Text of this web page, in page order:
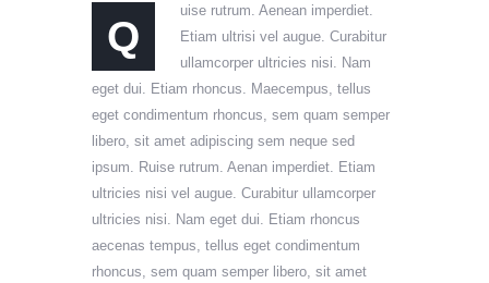
Q
uise rutrum. Aenean imperdiet.
Etiam ultrisi vel augue. Curabitur
ullamcorper ultricies nisi. Nam
eget dui. Etiam rhoncus. Maecempus, tellus
eget condimentum rhoncus, sem quam semper
libero, sit amet adipiscing sem neque sed
ipsum. Ruise rutrum. Aenan imperdiet. Etiam
ultricies nisi vel augue. Curabitur ullamcorper
ultricies nisi. Nam eget dui. Etiam rhoncus
aecenas tempus, tellus eget condimentum
rhoncus, sem quam semper libero, sit amet